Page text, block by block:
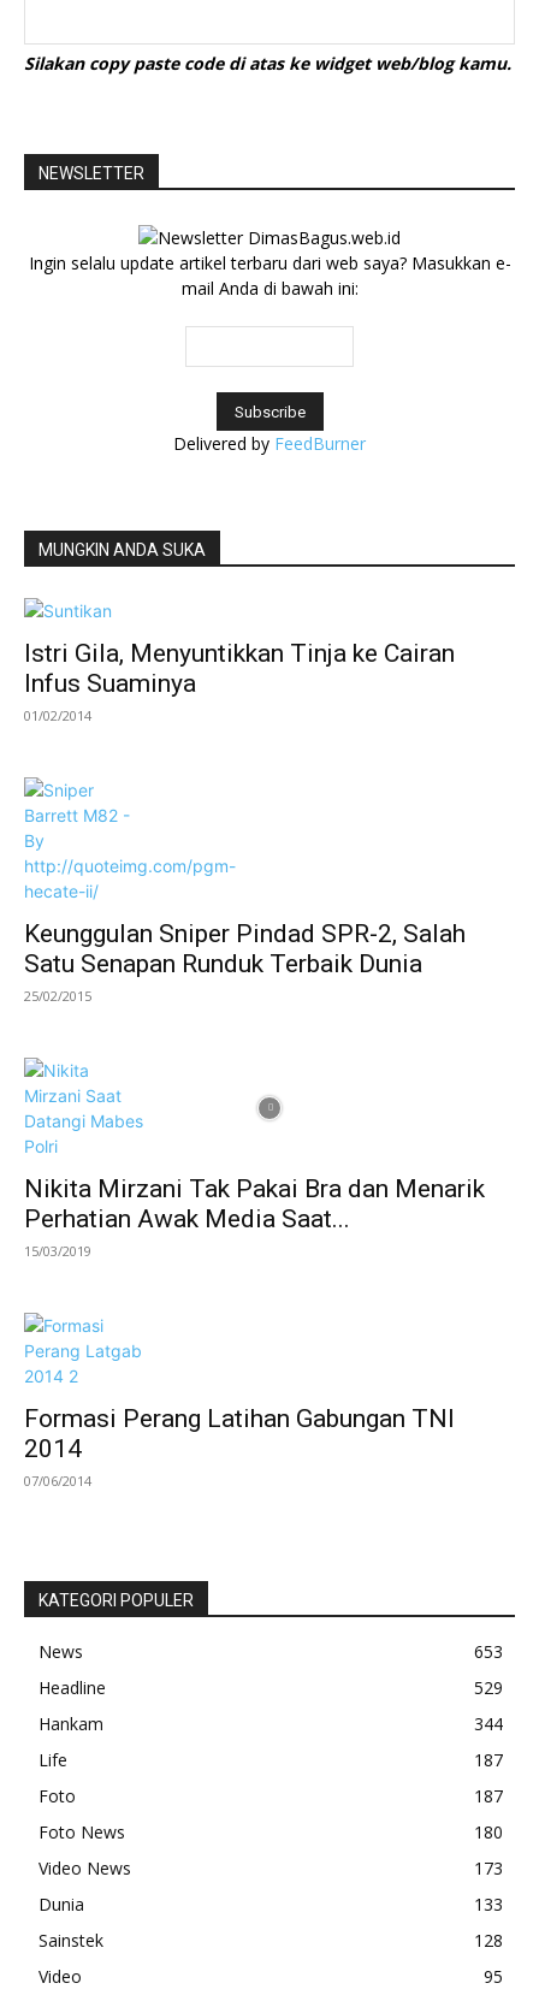
Silakan copy paste code di atas ke widget web/blog kamu.
NEWSLETTER
Ingin selalu update artikel terbaru dari web saya? Masukkan e-
mail Anda di bawah ini:
Delivered by FeedBurner
MUNGKIN ANDA SUKA
Istri Gila, Menyuntikkan Tinja ke Cairan
Infus Suaminya
01/02/2014
Keunggulan Sniper Pindad SPR-2, Salah
Satu Senapan Runduk Terbaik Dunia
25/02/2015
Nikita Mirzani Tak Pakai Bra dan Menarik
Perhatian Awak Media Saat...
15/03/2019
Formasi Perang Latihan Gabungan TNI
2014
07/06/2014
KATEGORI POPULER
News
653
Headline
529
Hankam
344
Life
187
Foto
187
Foto News
180
Video News
173
Dunia
133
Sainstek
128
Video
95